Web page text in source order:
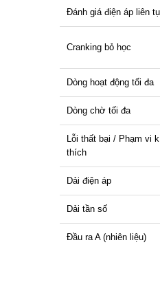
Đánh giá điện áp liên
Cranking bỏ học
Dòng hoạt động tối đa
Dòng chờ tối đa
Lỗi thất bại / Phạm vi
thích
Dải điện áp
Dải tần số
Đầu ra A (nhiên liệu)